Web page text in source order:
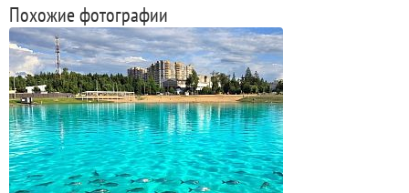
Похожие фотографии